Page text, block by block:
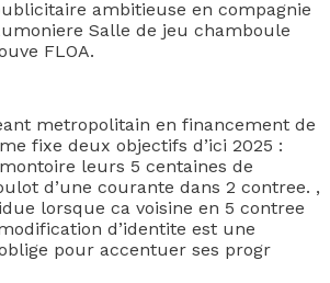
ambitieuse en compagnie
Salle de jeu chamboule
FLOA.
metropolitain en financement de
fixe deux objectifs d’ici 2025 :
leurs 5 centaines de
d’une courante dans 2 contree. ,
lorsque ca voisine en 5 contree
d’identite est une
pour accentuer ses progr